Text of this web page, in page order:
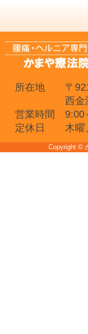
所在地
〒
西金
営業時間
9:00
定休日
木曜
Copyright ©